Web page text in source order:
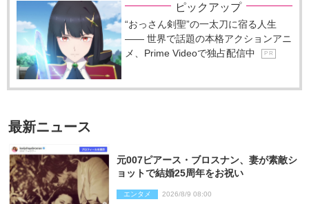
ピックアップ
“おっさん剣聖”の一太刀に宿る人生
―― 世界で話題の本格アクションアニ
メ、Prime Videoで独占配信中
P R
最新ニュース
元007ピアース・ブロスナン、妻が素敵シ
ョットで結婚25周年をお祝い
エンタメ 2026/8/9 08:00